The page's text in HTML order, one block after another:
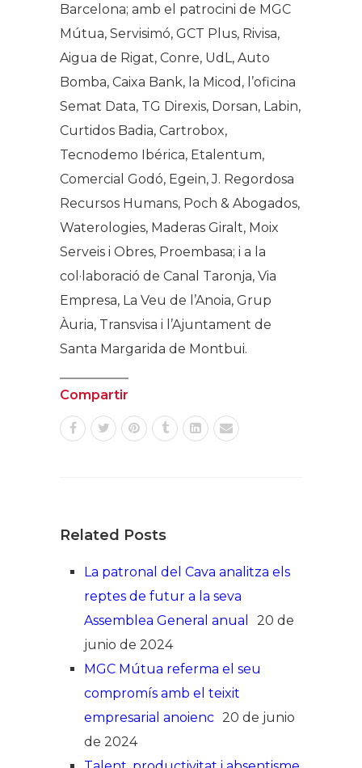
Barcelona; amb el patrocini de MGC
Mútua, Servisimó, GCT Plus, Rivisa,
Aigua de Rigat, Conre, UdL, Auto
Bomba, Caixa Bank, la Micod, l’oficina
Semat Data, TG Direxis, Dorsan, Labin,
Curtidos Badia, Cartrobox,
Tecnodemo Ibérica, Etalentum,
Comercial Godó, Egein, J. Regordosa
Recursos Humans, Poch & Abogados,
Waterologies, Maderas Giralt, Moix
Serveis i Obres, Proembasa; i a la
col·laboració de Canal Taronja, Via
Empresa, La Veu de l’Anoia, Grup
Àuria, Transvisa i l’Ajuntament de
Santa Margarida de Montbui.
Compartir
Related Posts
La patronal del Cava analitza els
reptes de futur a la seva
Assemblea General anual
20 de
junio de 2024
MGC Mútua referma el seu
compromís amb el teixit
empresarial anoienc 20 de junio
de 2024